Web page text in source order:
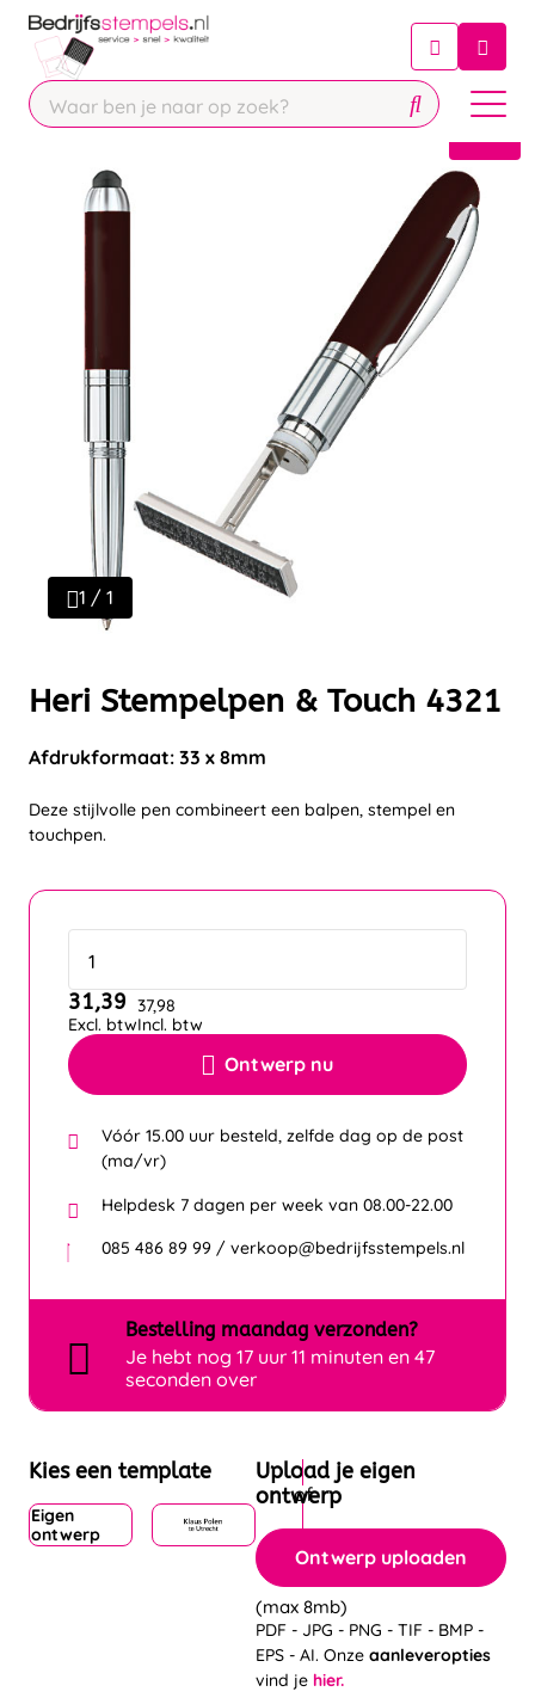
Chatbot
Chat 24/7 met onze chatbot voor
Contact
1 / 1
Heri Stempelpen & Touch 4321
Afdrukformaat: 33 x 8mm
Deze stijlvolle pen combineert een balpen, stempel en
touchpen.
Ontwerp nu
31,39
Excl. btw
37,98
Incl. btw
Vóór 15.00 uur besteld, zelfde dag op de post
(ma/vr)
Helpdesk 7 dagen per week van 08.00-22.00
085 486 89 99 / verkoop@bedrijfsstempels.nl
Bestelling maandag verzonden?
Je hebt nog 17 uur 11 minuten en 47
seconden over
Kies een template
Eigen
ontwerp
Upload je eigen
ontwerp
Ontwerp uploaden
(max 8mb)
PDF - JPG - PNG - TIF - BMP -
EPS - AI. Onze aanleveropties
vind je hier.